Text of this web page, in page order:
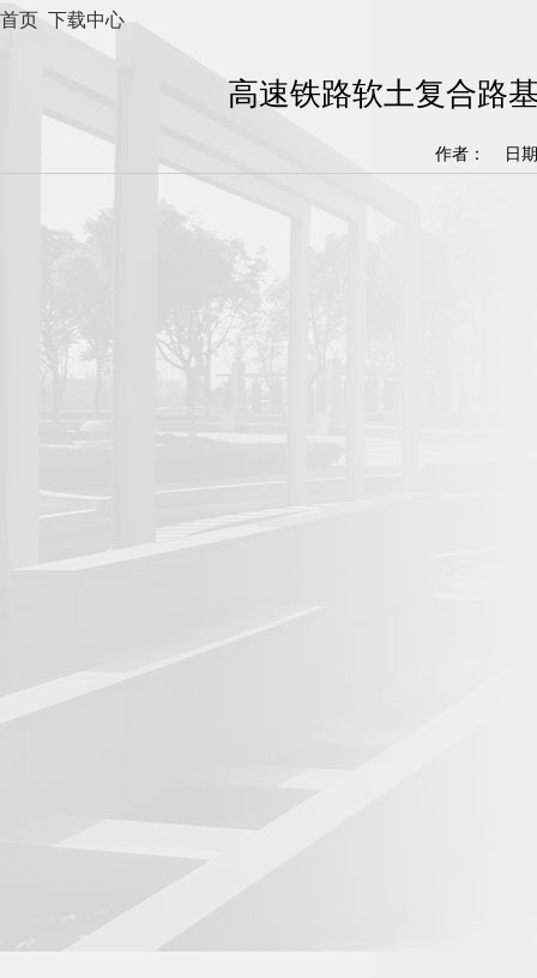
首页 下载中心
高速铁路软土复合路
作者： 日期